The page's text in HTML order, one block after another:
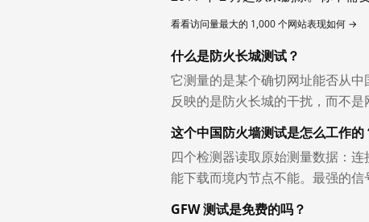
看看访问量最大的 1,000 个网站表现如何 →
什么是防火长城测试？
它测量的是某个确切网址能否从
反映的是防火长城的干扰，而不是
这个中国防火墙测试是怎么工作的
四个检测器读取原始测量数据：
能下载而境内节点不能。最强的信
GFW 测试是免费的吗？